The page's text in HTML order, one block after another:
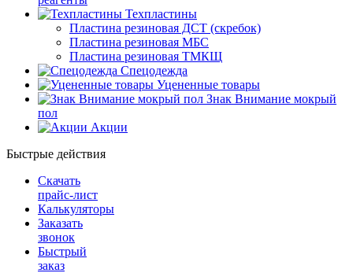
Техпластины
Пластина резиновая ДСТ (скребок)
Пластина резиновая МБС
Пластина резиновая ТМКЩ
Спецодежда
Уцененные товары
Знак Внимание мокрый
пол
Акции
Быстрые действия
Скачать
прайс-лист
Калькуляторы
Заказать
звонок
Быстрый
заказ